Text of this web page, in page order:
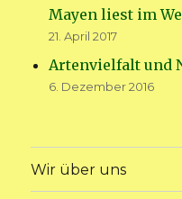
Mayen liest im
21. April 2017
Artenvielfalt und
6. Dezember 2016
Wir über uns